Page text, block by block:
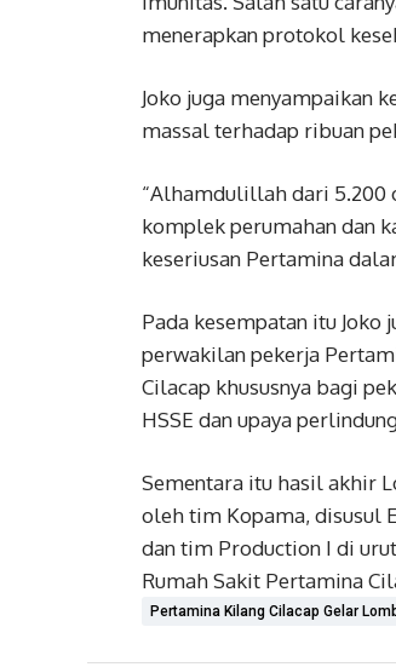
menerapkan protokol
Joko juga menyampaikan
massal terhadap ribuan
“Alhamdulillah dari 5.200
komplek perumahan dan
keseriusan Pertamina
Pada kesempatan itu
perwakilan pekerja
Cilacap khususnya bagi
HSSE dan upaya
Sementara itu hasil akhir
oleh tim Kopama, disusul
dan tim Production I di
Rumah Sakit Pertamina
Pertamina Kilang Cilacap Gelar